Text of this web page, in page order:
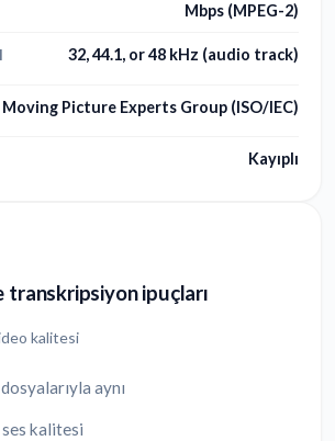
Mbps (MPEG-2)
32, 44.1, or 48 kHz (audio track)
Moving Picture Experts Group (ISO/IEC)
Kayıplı
transkripsiyon ipuçları
kalitesi
aynı
kalitesi